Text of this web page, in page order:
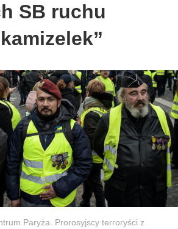
SB ruchu
Paryża. Prorosyjscy terroryści z